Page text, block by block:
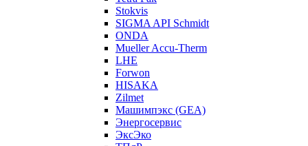
Stokvis
SIGMA API Schmidt
ONDA
Mueller Accu-Therm
LHE
Forwon
HISAKA
Zilmet
Машимпэкс (GEA)
Энергосервис
ЭксЭко